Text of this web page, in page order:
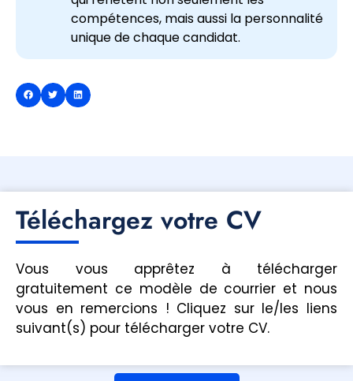
compétences, mais aussi la personnalité
unique de chaque candidat.
Téléchargez votre CV
Vous vous apprêtez à télécharger
gratuitement ce modèle de courrier et nous
vous en remercions ! Cliquez sur le/les liens
suivant(s) pour télécharger votre CV.